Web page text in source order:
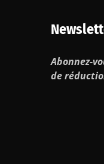
Abonnez-
de